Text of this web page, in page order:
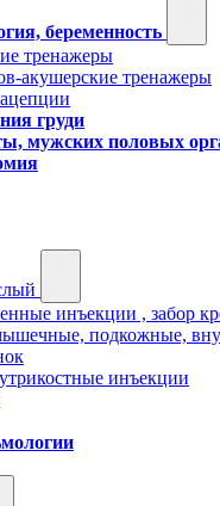
беременность
тренажеры
акушерские тренажеры
груди
мужских половых
инъекции , забор
подкожные,
инъекции